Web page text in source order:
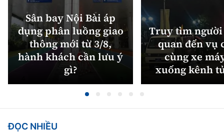
Sân bay Nội Bài áp
dụng phân luồng giao
thông mới từ 3/8,
hành khách cần lưu ý
gì?
Truy tìm
quan đến vụ
cùng xe
xuống kênh
ĐỌC NHIỀU